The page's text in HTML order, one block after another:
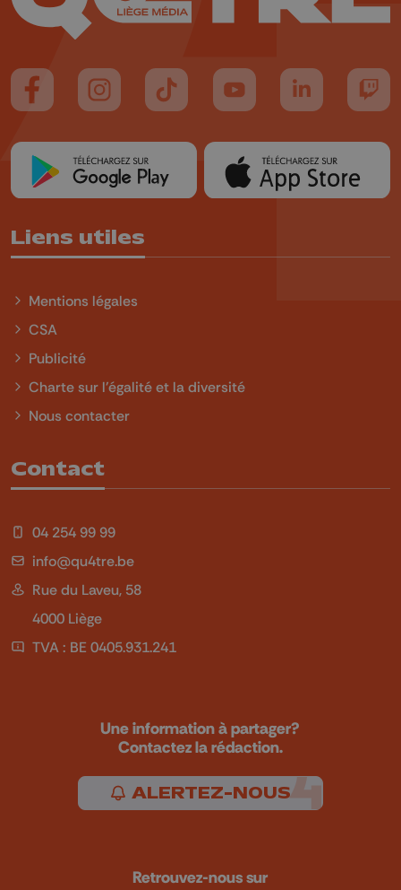
Suivez-nous sur FaceBook
Suivez-nous sur Instagram
Suivez-nous sur TikTok
Suivez-nous sur YouTube
Suivez-nous
Liens utiles
Mentions légales
CSA
Publicité
Charte sur l'égalité et la diversité
Nous contacter
Contact
04 254 99 99
info@qu4tre.be
Rue du Laveu, 58
4000 Liège
TVA : BE 0405.931.241
Une information à partager?
Contactez la rédaction.
ALERTEZ-NOUS
Retrouvez-nous sur